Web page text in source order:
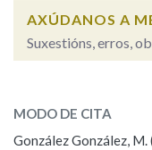
Nos exemplos
AXÚDANOS A
Suxestións, erros,
ESCOLLE UNHA
MODO DE CITA
González González,